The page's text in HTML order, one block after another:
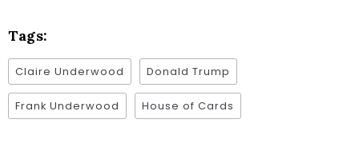
Tags:
Claire Underwood Donald Trump
Frank Underwood House of Cards